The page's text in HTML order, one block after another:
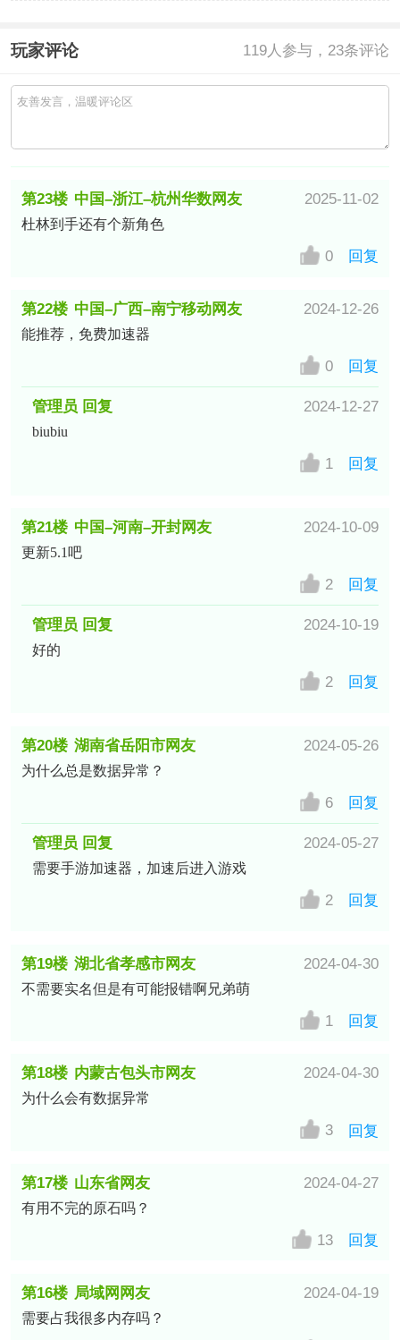
玩家评论 119 人参与，23条评论
第23楼 中国–浙江–杭州华数网友 2025-11-02
杜林到手还有个新角色
0 回复
第22楼 中国–广西–南宁移动网友 2024-12-26
能推荐，免费加速器
0 回复
管理员 回复 2024-12-27
biubiu
1 回复
第21楼 中国–河南–开封网友 2024-10-09
更新5.1吧
2 回复
管理员 回复 2024-10-19
好的
2 回复
第20楼 湖南省岳阳市网友 2024-05-26
为什么总是数据异常？
6 回复
管理员 回复 2024-05-27
需要手游加速器，加速后进入游戏
2 回复
第19楼 湖北省孝感市网友 2024-04-30
不需要实名但是有可能报错啊兄弟萌
1 回复
第18楼 内蒙古包头市网友 2024-04-30
为什么会有数据异常
3 回复
第17楼 山东省网友 2024-04-27
有用不完的原石吗？
13 回复
第16楼 局域网网友 2024-04-19
需要占我很多内存吗？